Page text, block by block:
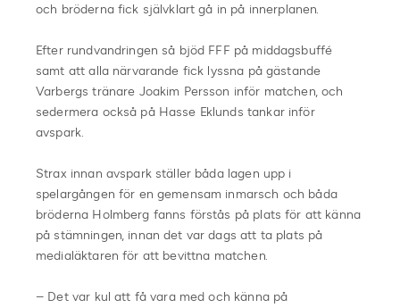
och bröderna fick självklart gå in på innerplanen.
Efter rundvandringen så bjöd FFF på middagsbuffé
samt att alla närvarande fick lyssna på gästande
Varbergs tränare Joakim Persson inför matchen, och
sedermera också på Hasse Eklunds tankar inför
avspark.
Strax innan avspark ställer båda lagen upp i
spelargången för en gemensam inmarsch och båda
bröderna Holmberg fanns förstås på plats för att känna
på stämningen, innan det var dags att ta plats på
medialäktaren för att bevittna matchen.
– Det var kul att få vara med och känna på